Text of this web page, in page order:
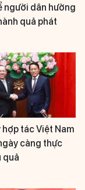
người dân hưởng
quả phát
tác Việt Nam
càng thực
quả